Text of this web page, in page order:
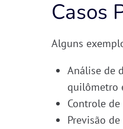
Casos
Alguns
Análise de
quilômetro
Controle
Previsão